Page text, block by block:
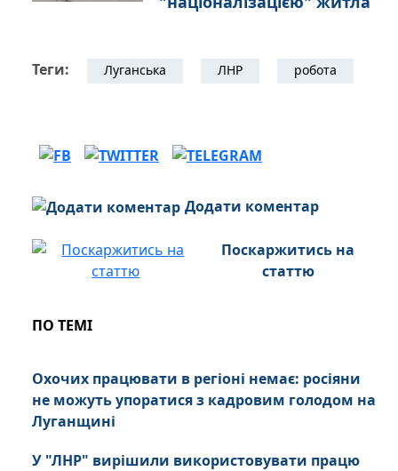
Теги: Луганська ЛНР робота
Додати коментар
Поскаржитись на
статтю
ПО ТЕМІ
Охочих працювати в регіоні немає: росіяни
не можуть упоратися з кадровим голодом на
Луганщині
У "ЛНР" вирішили використовувати працю